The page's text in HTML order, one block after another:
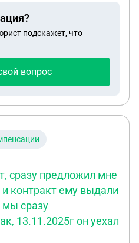
счета ?
подскажет, что
вопрос
сразу предложил мне
контракт ему выдали
мы сразу
13.11.2025г он уехал